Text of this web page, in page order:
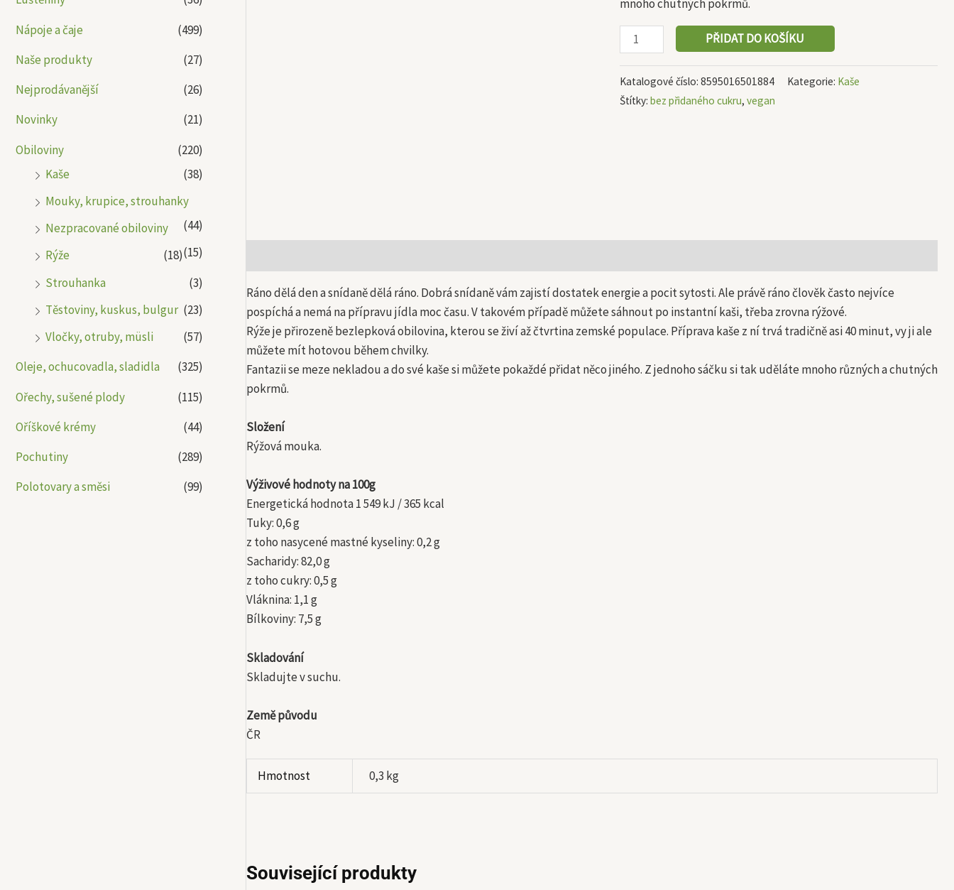
Nápoje a čaje
(499)
Naše produkty
(27)
Nejprodávanější
(26)
Novinky
(21)
Obiloviny
(220)
Kaše
(38)
Mouky, krupice, strouhanky
(44)
Nezpracované obiloviny
(15)
Rýže
(18)
Strouhanka
(3)
Těstoviny, kuskus, bulgur (23)
Vločky, otruby, müsli
(57)
Oleje, ochucovadla, sladidla
(325)
Ořechy, sušené plody
(115)
Oříškové krémy
(44)
Pochutiny
(289)
Polotovary a směsi
(99)
mnoho chutných pokrmů.
PŘIDAT DO KOŠÍKU
Katalogové číslo: 8595016501884 Kategorie: Kaše
Štítky: bez přidaného cukru, vegan
Ráno dělá den a snídaně dělá ráno. Dobrá snídaně vám zajistí dostatek energie a pocit sytosti. Ale právě ráno člověk často nejvíce
pospíchá a nemá na přípravu jídla moc času. V takovém případě můžete sáhnout po instantní kaši, třeba zrovna rýžové.
Rýže je přirozeně bezlepková obilovina, kterou se živí až čtvrtina zemské populace. Příprava kaše z ní trvá tradičně asi 40 minut, vy ji ale
můžete mít hotovou během chvilky.
Fantazii se meze nekladou a do své kaše si můžete pokaždé přidat něco jiného. Z jednoho sáčku si tak uděláte mnoho různých a chutných
pokrmů.
Složení
Rýžová mouka.
Výživové hodnoty na 100g
Energetická hodnota 1 549 kJ / 365 kcal
Tuky: 0,6 g
z toho nasycené mastné kyseliny: 0,2 g
Sacharidy: 82,0 g
z toho cukry: 0,5 g
Vláknina: 1,1 g
Bílkoviny: 7,5 g
Skladování
Skladujte v suchu.
Země původu
ČR
Hmotnost 0,3 kg
Související produkty